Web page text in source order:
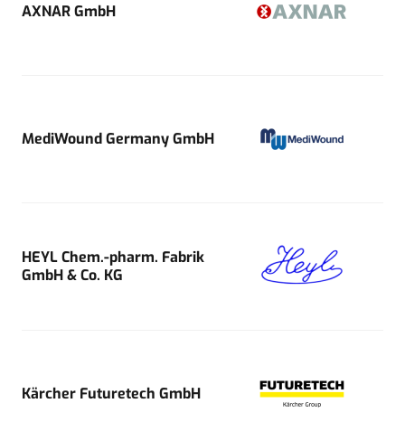
AXNAR GmbH
MediWound Germany GmbH
HEYL Chem.-pharm. Fabrik
GmbH & Co. KG
Kärcher Futuretech GmbH